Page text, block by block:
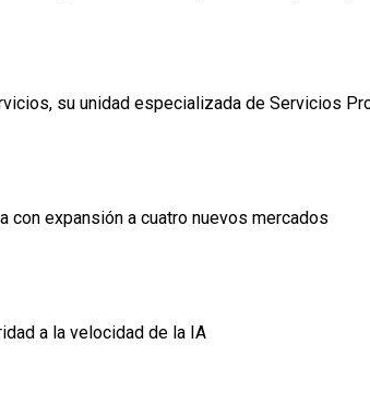
su unidad especializada de Servicios
con expansión a cuatro nuevos mercados
a la velocidad de la IA